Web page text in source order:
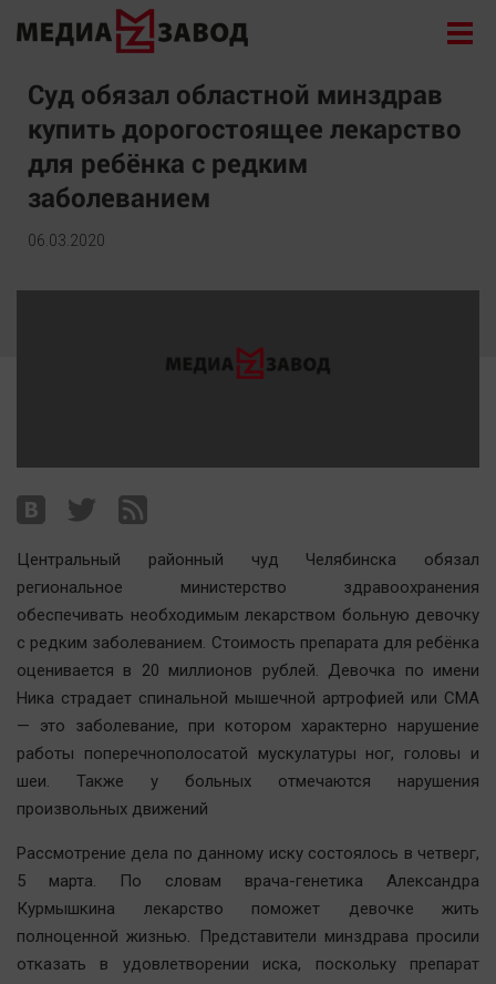
Новости
Экономика
Происшествия
Общество
Политика
Архив
Наша победа
Политика
Экономика
Происшествия
Здоровье
Курилка
Мнения
Технологии
Отраслевые темы
Hедвижимость
Образование
Суд обязал областной минздрав
купить дорогостоящее лекарство
для ребёнка с редким
заболеванием
06.03.2020
Центральный районный чуд Челябинска обязал
региональное министерство здравоохранения
обеспечивать необходимым лекарством больную девочку
с редким заболеванием. Стоимость препарата для ребёнка
оценивается в 20 миллионов рублей. Девочка по имени
Ника страдает спинальной мышечной артрофией или СМА
— это заболевание, при котором характерно нарушение
работы поперечнополосатой мускулатуры ног, головы и
шеи. Также у больных отмечаются нарушения
произвольных движений
Рассмотрение дела по данному иску состоялось в четверг,
5 марта. По словам врача-генетика Александра
Курмышкина лекарство поможет девочке жить
полноценной жизнью. Представители минздрава просили
отказать в удовлетворении иска, поскольку препарат